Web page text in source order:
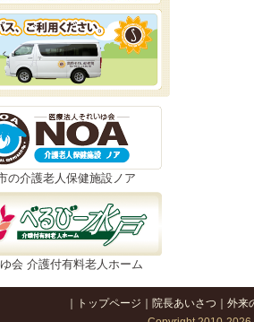
の介護老人保健施設ノア
会 介護付有料老人ホーム
トップページ 院長あいさつ
外来